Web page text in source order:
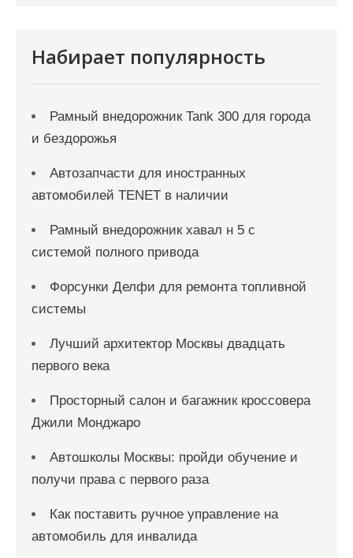
Набирает популярность
Рамный внедорожник Tank 300 для города
и бездорожья
Автозапчасти для иностранных
автомобилей TENET в наличии
Рамный внедорожник хавал н 5 с
системой полного привода
Форсунки Делфи для ремонта топливной
системы
Лучший архитектор Москвы двадцать
первого века
Просторный салон и багажник кроссовера
Джили Монджаро
Автошколы Москвы: пройди обучение и
получи права с первого раза
Как поставить ручное управление на
автомобиль для инвалида